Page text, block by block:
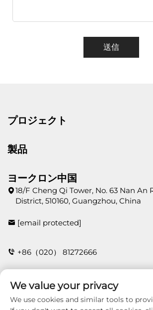
送信
プロジェクト
製品
ヨークロン中国
18/F Cheng Qi Tower, No. 63 Nan An
District, 510160, Guangzhou, China
[email protected]
+86（020） 81272666
お問い合わせ
We value your privacy
We use cookies and similar tools to